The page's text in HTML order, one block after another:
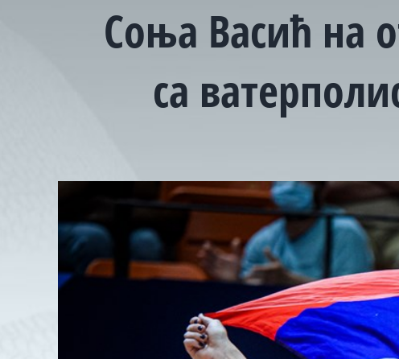
Соња Васић на
са
Image